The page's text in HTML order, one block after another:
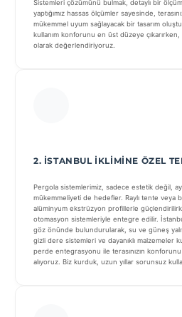
Sistemleri çözümünü bulmak, detaylı bir
yaptığımız hassas ölçümler sayesinde,
mükemmel uyum sağlayacak bir tasarım
kullanım konforunu en üst düzeye çıkarırken,
olarak değerlendiriyoruz.
2. İSTANBUL İKLIMINE ÖZEL
Pergola sistemlerimiz, sadece estetik değil,
mükemmeliyeti de hedefler. Raylı tente veya
alüminyum ekstrüzyon profillerle
otomasyon sistemleriyle entegre edilir.
göz önünde bulundurularak, su ve güneş
gizli dere sistemleri ve dayanıklı malzemeler
perde entegrasyonu ile terasınızın konforunu
alıyoruz. Biz kurduk, uzun yıllar sorunsuz